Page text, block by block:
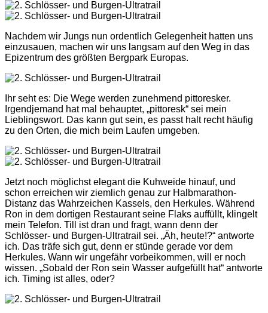
Nachdem wir Jungs nun ordentlich Gelegenheit hatten uns
einzusauen, machen wir uns langsam auf den Weg in das
Epizentrum des größten Bergpark Europas.
Ihr seht es: Die Wege werden zunehmend pittoresker.
Irgendjemand hat mal behauptet, „pittoresk“ sei mein
Lieblingswort. Das kann gut sein, es passt halt recht häufig
zu den Orten, die mich beim Laufen umgeben.
Jetzt noch möglichst elegant die Kuhweide hinauf, und
schon erreichen wir ziemlich genau zur Halbmarathon-
Distanz das Wahrzeichen Kassels, den Herkules. Während
Ron in dem dortigen Restaurant seine Flaks auffüllt, klingelt
mein Telefon. Till ist dran und fragt, wann denn der
Schlösser- und Burgen-Ultratrail sei. „Äh, heute!?“ antworte
ich. Das träfe sich gut, denn er stünde gerade vor dem
Herkules. Wann wir ungefähr vorbeikommen, will er noch
wissen. „Sobald der Ron sein Wasser aufgefüllt hat“ antworte
ich. Timing ist alles, oder?